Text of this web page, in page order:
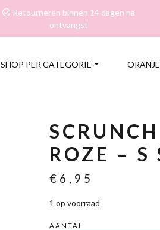
Retourneren binnen 14 dagen na
ontvangst
SHOP PER CATEGORIE
ROZE – S
€ 6,95
1 op voorraad
AANTAL